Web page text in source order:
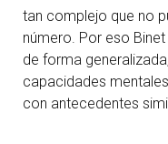
tan complejo que no
número. Por eso
de forma
capacidades
con antecedentes